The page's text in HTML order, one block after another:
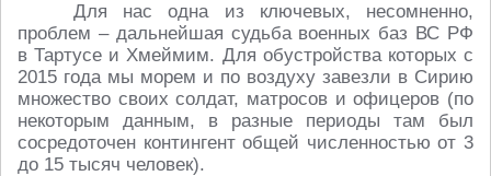
Для нас одна из ключевых, несомненно,
проблем – дальнейшая судьба военных баз ВС РФ
в Тартусе и Хмеймим. Для обустройства которых с
2015 года мы морем и по воздуху завезли в Сирию
множество своих солдат, матросов и офицеров (по
некоторым данным, в разные периоды там был
сосредоточен контингент общей численностью от 3
до 15 тысяч человек).